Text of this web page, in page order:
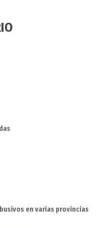
en varias provincias